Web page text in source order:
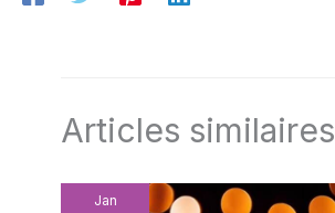
Articles similaires
Jan